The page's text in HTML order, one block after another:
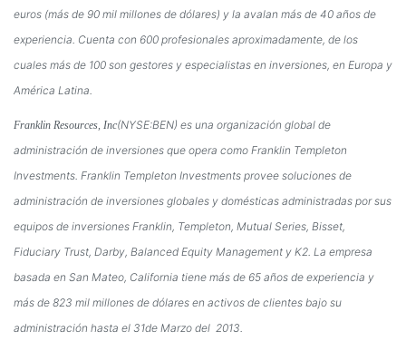
euros (más de 90 mil millones de dólares) y la avalan más de 40 años de
experiencia. Cuenta con 600 profesionales aproximadamente, de los
cuales más de 100 son gestores y especialistas en inversiones, en Europa y
América Latina.
Franklin Resources, Inc(NYSE:BEN) es una organización global de
administración de inversiones que opera como Franklin Templeton
Investments. Franklin Templeton Investments provee soluciones de
administración de inversiones globales y domésticas administradas por sus
equipos de inversiones Franklin, Templeton, Mutual Series, Bisset,
Fiduciary Trust, Darby, Balanced Equity Management y K2. La empresa
basada en San Mateo, California tiene más de 65 años de experiencia y
más de 823 mil millones de dólares en activos de clientes bajo su
administración hasta el 31de Marzo del 2013.